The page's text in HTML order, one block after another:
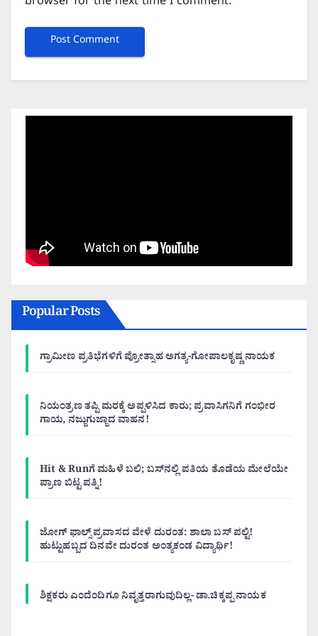
Popular Posts
ಗ್ರಾಮೀಣ ಪ್ರತಿಭೆಗಳಿಗೆ ಪ್ರೋತ್ಸಾಹ ಅಗತ್ಯ-ಗೋಪಾಲಕೃಷ್ಣ ನಾಯಕ
ನಿಯಂತ್ರಣ ತಪ್ಪಿ ಮರಕ್ಕೆ ಅಪ್ಪಳಿಸಿದ ಕಾರು; ಪ್ರವಾಸಿಗನಿಗೆ ಗಂಭೀರ
ಗಾಯ, ನಜ್ಜುಗುಜ್ಜಾದ ವಾಹನ!
Hit & Runಗೆ ಮಹಿಳೆ ಬಲಿ; ಬಸ್‌ನಲ್ಲಿ ಪತಿಯ ತೊಡೆಯ ಮೇಲೆಯೇ
ಪ್ರಾಣ ಬಿಟ್ಟ ಪತ್ನಿ!
ಜೋಗ್ ಫಾಲ್ಸ್ ಪ್ರವಾಸದ ವೇಳೆ ದುರಂತ: ಶಾಲಾ ಬಸ್ ಪಲ್ಟಿ!
ಹುಟ್ಟುಹಬ್ಬದ ದಿನವೇ ದುರಂತ ಅಂತ್ಯಕಂಡ ವಿದ್ಯಾರ್ಥಿ!
ಶಿಕ್ಷಕರು ಎಂದೆಂದಿಗೂ ನಿವೃತ್ತರಾಗುವುದಿಲ್ಲ- ಡಾ.ಚಿಕ್ಕಪ್ಪ ನಾಯಕ